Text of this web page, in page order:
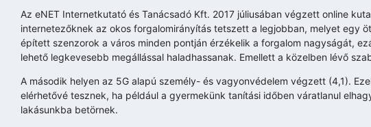
Az eNET Internetkutató és Tanácsadó Kft. 2017 júliusában végzett online
internetezőknek az okos forgalomirányítás tetszett a legjobban, melyet egy
épített szenzorok a város minden pontján érzékelik a forgalom nagyságát,
lehető legkevesebb megállással haladhassanak. Emellett a közelben lévő
A második helyen az 5G alapú személy- és vagyonvédelem végzett (4,1).
elérhetővé tesznek, ha például a gyermekünk tanítási időben váratlanul
lakásunkba betörnek.